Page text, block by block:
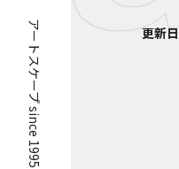
アートスケープ since 1995 更新日